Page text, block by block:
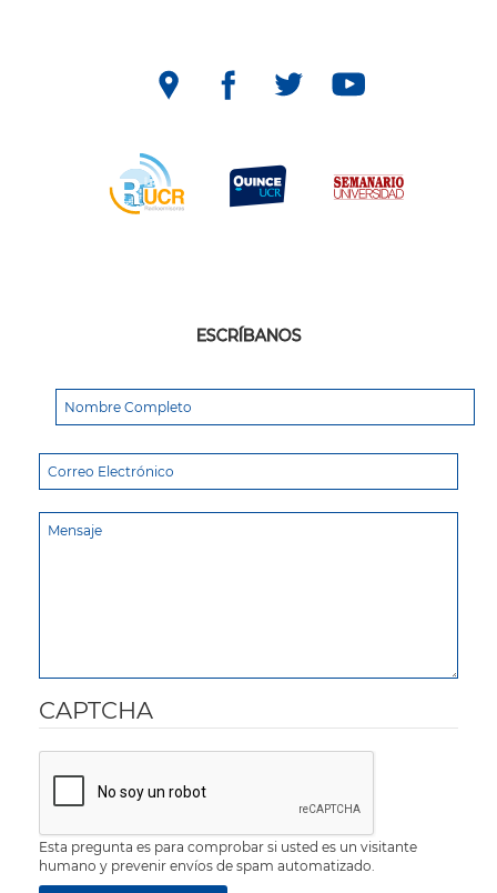
ESCRÍBANOS
CAPTCHA
Esta pregunta es para comprobar si usted es un visitante
humano y prevenir envíos de spam automatizado.